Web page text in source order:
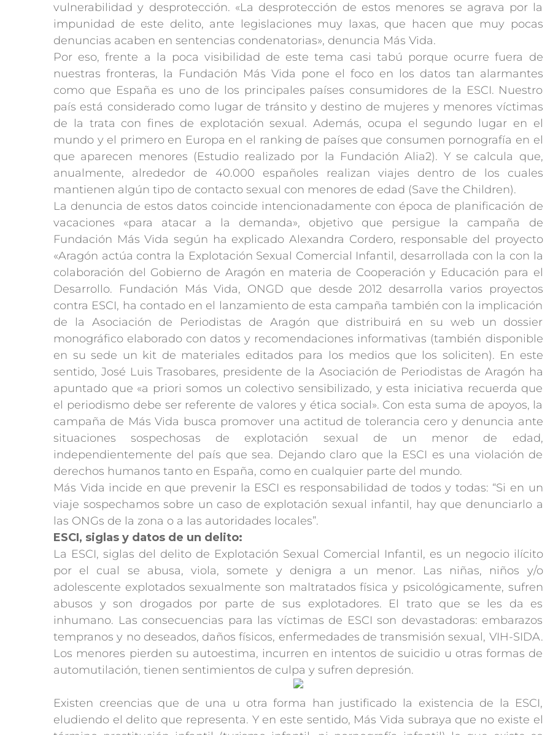
vulnerabilidad y desprotección. «La desprotección de estos menores se agrava por la
impunidad de este delito, ante legislaciones muy laxas, que hacen que muy pocas
denuncias acaben en sentencias condenatorias», denuncia Más Vida.
Por eso, frente a la poca visibilidad de este tema casi tabú porque ocurre fuera de
nuestras fronteras, la Fundación Más Vida pone el foco en los datos tan alarmantes
como que España es uno de los principales países consumidores de la ESCI. Nuestro
país está considerado como lugar de tránsito y destino de mujeres y menores víctimas
de la trata con fines de explotación sexual. Además, ocupa el segundo lugar en el
mundo y el primero en Europa en el ranking de países que consumen pornografía en el
que aparecen menores (Estudio realizado por la Fundación Alia2). Y se calcula que,
anualmente, alrededor de 40.000 españoles realizan viajes dentro de los cuales
mantienen algún tipo de contacto sexual con menores de edad (Save the Children).
La denuncia de estos datos coincide intencionadamente con época de planificación de
vacaciones «para atacar a la demanda», objetivo que persigue la campaña de
Fundación Más Vida según ha explicado Alexandra Cordero, responsable del proyecto
«Aragón actúa contra la Explotación Sexual Comercial Infantil, desarrollada con la con la
colaboración del Gobierno de Aragón en materia de Cooperación y Educación para el
Desarrollo. Fundación Más Vida, ONGD que desde 2012 desarrolla varios proyectos
contra ESCI, ha contado en el lanzamiento de esta campaña también con la implicación
de la Asociación de Periodistas de Aragón que distribuirá en su web un dossier
monográfico elaborado con datos y recomendaciones informativas (también disponible
en su sede un kit de materiales editados para los medios que los soliciten). En este
sentido, José Luis Trasobares, presidente de la Asociación de Periodistas de Aragón ha
apuntado que «a priori somos un colectivo sensibilizado, y esta iniciativa recuerda que
el periodismo debe ser referente de valores y ética social». Con esta suma de apoyos, la
campaña de Más Vida busca promover una actitud de tolerancia cero y denuncia ante
situaciones sospechosas de explotación sexual de un menor de edad,
independientemente del país que sea. Dejando claro que la ESCI es una violación de
derechos humanos tanto en España, como en cualquier parte del mundo.
Más Vida incide en que prevenir la ESCI es responsabilidad de todos y todas: “Si en un
viaje sospechamos sobre un caso de explotación sexual infantil, hay que denunciarlo a
las ONGs de la zona o a las autoridades locales”.
ESCI, siglas y datos de un delito:
La ESCI, siglas del delito de Explotación Sexual Comercial Infantil, es un negocio ilícito
por el cual se abusa, viola, somete y denigra a un menor. Las niñas, niños y/o
adolescente explotados sexualmente son maltratados física y psicológicamente, sufren
abusos y son drogados por parte de sus explotadores. El trato que se les da es
inhumano. Las consecuencias para las víctimas de ESCI son devastadoras: embarazos
tempranos y no deseados, daños físicos, enfermedades de transmisión sexual, VIH-SIDA.
Los menores pierden su autoestima, incurren en intentos de suicidio u otras formas de
automutilación, tienen sentimientos de culpa y sufren depresión.
Existen creencias que de una u otra forma han justificado la existencia de la ESCI,
eludiendo el delito que representa. Y en este sentido, Más Vida subraya que no existe el